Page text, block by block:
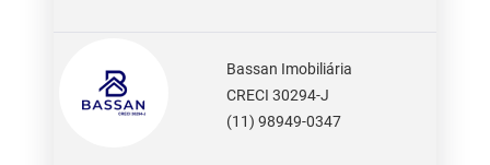
Bassan Imobiliária
CRECI 30294-J
(11) 98949-0347